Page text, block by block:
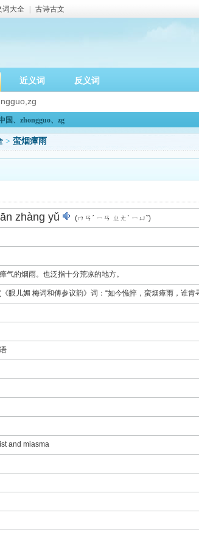
词大全 古诗古文
近义词 反义词
国、zhongguo、zg
> 蛮烟瘴雨
zhàng yǔ (ㄇㄢˊ ㄧㄢ ㄓㄤˋ ㄧㄩˇ)
气的烟雨。也泛指十分荒凉的地方。
《眼儿媚 梅词和傅参议韵》词：“如今憔悴，蛮烟瘴雨，谁肯
and miasma